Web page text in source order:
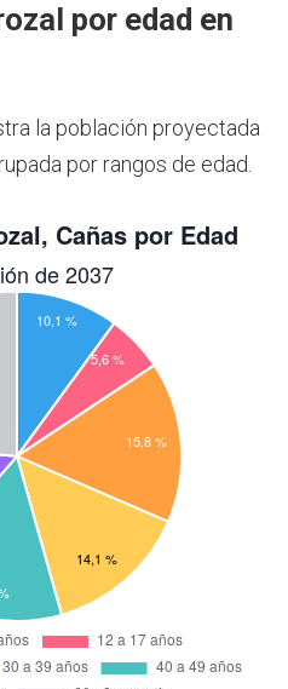
por edad en
la población proyectada
por rangos de edad.